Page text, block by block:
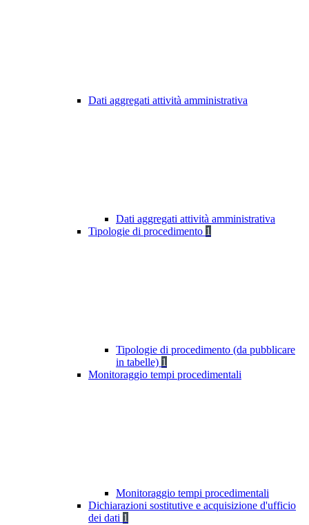
Dati aggregati attività amministrativa
Dati aggregati attività amministrativa
Tipologie di procedimento 1
Tipologie di procedimento (da pubblicare
in tabelle) 1
Monitoraggio tempi procedimentali
Monitoraggio tempi procedimentali
Dichiarazioni sostitutive e acquisizione d'ufficio
dei dati 1